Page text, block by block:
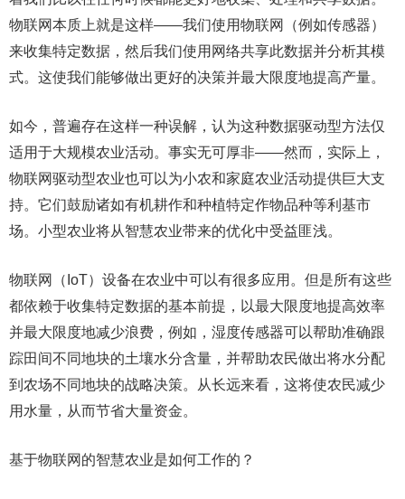
物联网本质上就是这样——我们使用物联网（例如传感器）
来收集特定数据，然后我们使用网络共享此数据并分析其模
式。这使我们能够做出更好的决策并最大限度地提高产量。
如今，普遍存在这样一种误解，认为这种数据驱动型方法仅
适用于大规模农业活动。事实无可厚非——然而，实际上，
物联网驱动型农业也可以为小农和家庭农业活动提供巨大支
持。它们鼓励诸如有机耕作和种植特定作物品种等利基市
场。小型农业将从智慧农业带来的优化中受益匪浅。
物联网（IoT）设备在农业中可以有很多应用。但是所有这些
都依赖于收集特定数据的基本前提，以最大限度地提高效率
并最大限度地减少浪费，例如，湿度传感器可以帮助准确跟
踪田间不同地块的土壤水分含量，并帮助农民做出将水分配
到农场不同地块的战略决策。从长远来看，这将使农民减少
用水量，从而节省大量资金。
基于物联网的智慧农业是如何工作的？